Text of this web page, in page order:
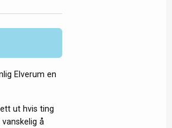
Elverum en
ut hvis ting
å